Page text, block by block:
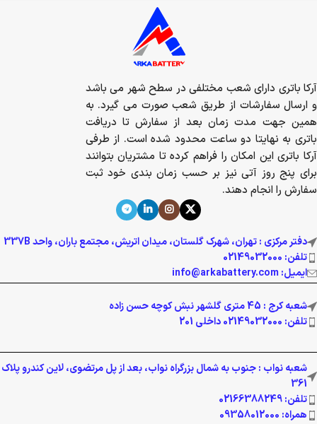
آرکا باتری دارای شعب مختلفی در سطح شهر می باشد
و ارسال سفارشات از طریق شعب صورت می گیرد. به
همین جهت مدت زمان بعد از سفارش تا دریافت
باتری به نهایتا دو ساعت محدود شده است. از طرفی
آرکا باتری این امکان را فراهم کرده تا مشتریان بتوانند
برای پنج روز آتی نیز بر حسب زمان بندی خود ثبت
سفارش را انجام دهند.
دفتر مرکزی : تهران، شهرک گلستان، میدان اتریش، مجتمع باران، واحد 337B
تلفن: 02149032000
ایمیل: info@arkabattery.com
شعبه کرج : 45 متری گلشهر نبش کوچه حسن زاده
تلفن: 02149032000 داخلی 201
شعبه نواب : جنوب به شمال بزرگراه نواب، بعد از پل مرتضوی، لاین کندرو پلاک
361
تلفن: 02166388249
همراه: 09358012000